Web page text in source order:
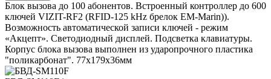
Блок вызова до 100 абонентов. Встроенный контроллер до 600
ключей VIZIT-RF2 (RFID-125 kHz брелок EM-Marin)).
Возможность автоматической записи ключей - режим
«Акцепт». Светодиодный дисплей. Подсветка клавиатуры.
Корпус блока вызова выполнен из ударопрочного пластика
"поликарбонат". 77х179х36мм